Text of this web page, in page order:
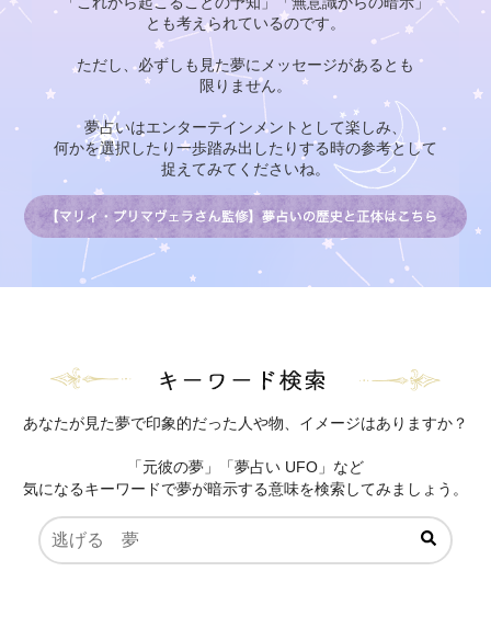
とも考えられているのです。
ただし、必ずしも見た夢にメッセージがあるとも
限りません。
夢占いはエンターテインメントとして楽しみ、
何かを選択したり一歩踏み出したりする時の参考として
捉えてみてくださいね。
あなたが見た夢で印象的だった人や物、イメージはありますか？
「元彼の夢」「夢占い UFO」など
気になるキーワードで夢が暗示する意味を検索してみましょう。